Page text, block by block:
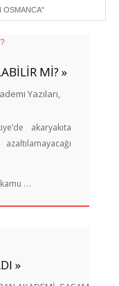
OSMANCA"
Mİ? »
Yazıları
akaryakıta
…
»